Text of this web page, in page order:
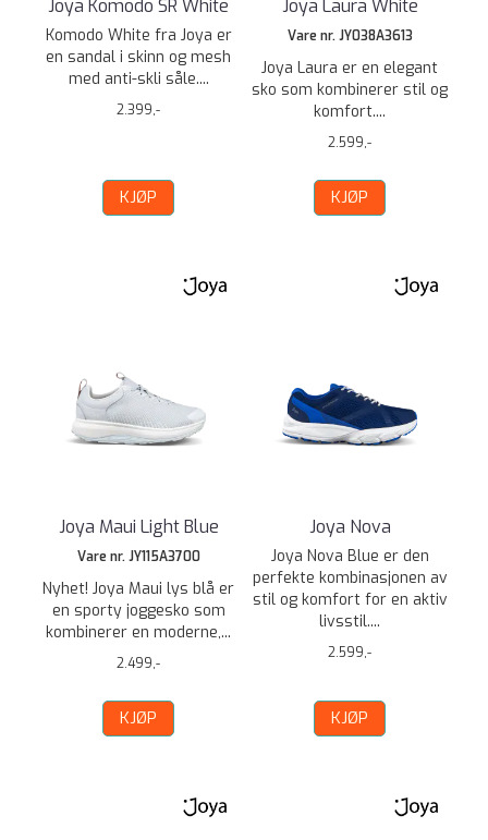
Joya Komodo SR White
Komodo White fra Joya er
en sandal i skinn og mesh
med anti-skli såle....
2.399,-
KJØP
Joya Laura White
Vare nr. JY038A3613
Joya Laura er en elegant
sko som kombinerer stil og
komfort....
2.599,-
KJØP
Joya Maui Light Blue
Vare nr. JY115A3700
Nyhet! Joya Maui lys blå er
en sporty joggesko som
kombinerer en moderne,...
2.499,-
KJØP
Joya Nova
Joya Nova Blue er den
perfekte kombinasjonen av
stil og komfort for en aktiv
livsstil....
2.599,-
KJØP